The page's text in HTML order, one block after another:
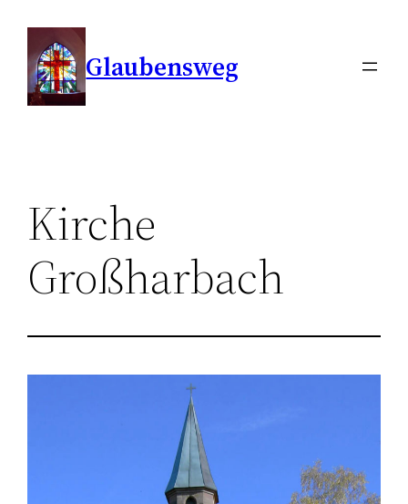
Inhalt
springen
Glaubensweg
Kirche
Großharbach